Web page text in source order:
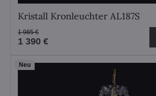
Kristall Kronleuchter AL187S
1 390 €
1 985 €
Neu